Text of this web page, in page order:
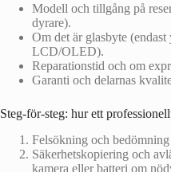
Modell och tillgång på
dyrare).
Om det är glasbyte
LCD/OLED).
Reparationstid och om
Garanti och delarnas
Steg-för-steg: hur ett
Felsökning och bedömning
Säkerhetskopiering och
kamera eller batteri om